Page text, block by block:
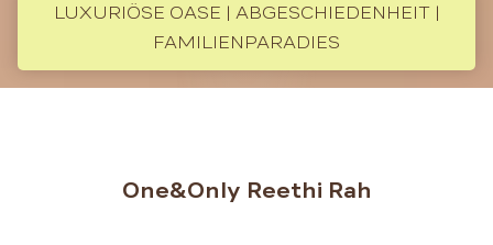
LUXURIÖSE OASE | ABGESCHIEDENHEIT |
FAMILIENPARADIES
One&Only Reethi Rah